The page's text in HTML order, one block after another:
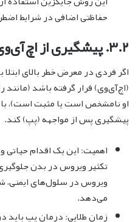
حفاظتی اضافی در شرایط
۳.۲. پیشگیری از اچ‌آی‌وی پس از مواجهه (PEP)
اگر فردی در معرض خطر بالای
(اچ‌آی‌وی) قرار گرفته باشد
او نامشخص است یا مثبت است)،
پیشگیری پس از مواجهه (پپ) کند.
اهمیت: این یک اقدام
تکثیر ویروس در بدن
ویروس در سلول‌های ایمنی،
می‌دهد.
زمان طلایی: درمان پپ